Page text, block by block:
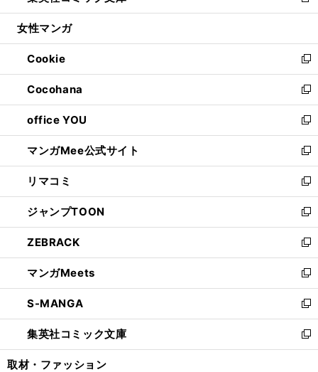
開
ウ
開
く
ン
ウ
で
開
く
ウ
ン
ド
ウ
で
開
く
し
ウ
ィ
ン
ド
ウ
で
開
く
女性マンガ
Cookie
新
し
い
ウ
ィ
ン
ド
ウ
で
開
く
Cocohana
新
し
い
ウ
ィ
ン
ド
ウ
で
開
く
office YOU
新
し
い
ウ
ィ
ン
ド
ウ
で
開
く
マンガMee公式サイト
新
し
い
ウ
ィ
ン
ド
ウ
で
開
く
リマコミ
新
し
い
ウ
ィ
ン
ド
ウ
で
開
く
ジャンプTOON
新
し
い
ウ
ィ
ン
ド
ウ
で
開
ZEBRACK
新
し
い
ウ
ィ
ン
ド
ウ
マンガMeets
新
し
い
ウ
ィ
ン
S-MANGA
新
し
い
ウ
集英社コミック文庫
新
し
取材・ファッション